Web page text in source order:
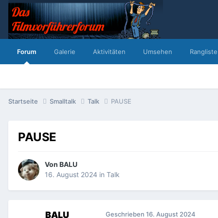
Forum Galerie Aktivitäten Umsehen Rangliste
Startseite Smalltalk Talk PAUSE
PAUSE
Von BALU
16. August 2024 in Talk
BALU Geschrieben 16. August 2024